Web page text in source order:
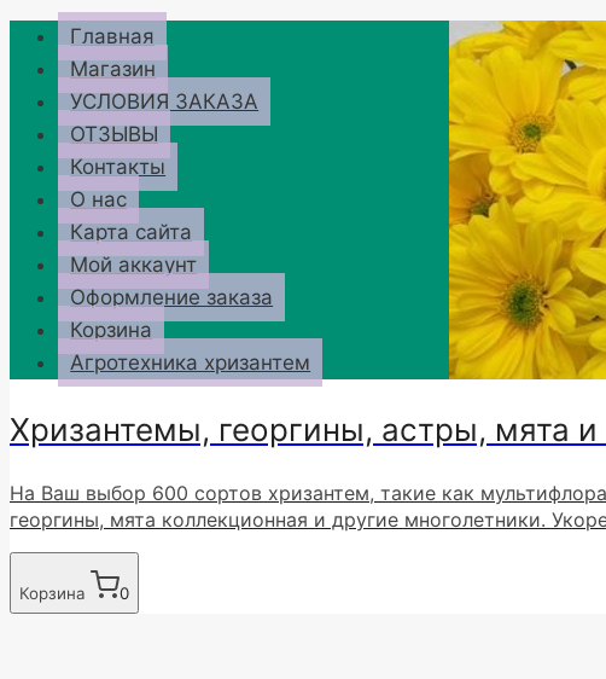
Перейти
содержимому
Главная
Магазин
УСЛОВИЯ ЗАКАЗА
ОТЗЫВЫ
Контакты
О нас
Карта сайта
Мой аккаунт
Оформление заказа
Корзина
Агротехника хризантем
Хризантемы, георгины, астры, мята и
На Ваш выбор 600 сортов хризантем, такие как
георгины, мята коллекционная и другие многолетники.
Корзина 0